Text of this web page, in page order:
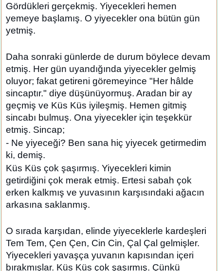
Gördükleri gerçekmiş. Yiyecekleri hemen
yemeye başlamış. O yiyecekler ona bütün gün
yetmiş.
Daha sonraki günlerde de durum böylece devam
etmiş. Her gün uyandığında yiyecekler gelmiş
oluyor; fakat getireni göremeyince "Her hâlde
sincaptır." diye düşünüyormuş. Aradan bir ay
geçmiş ve Küs Küs iyileşmiş. Hemen gitmiş
sincabı bulmuş. Ona yiyecekler için teşekkür
etmiş. Sincap;
- Ne yiyeceği? Ben sana hiç yiyecek getirmedim
ki, demiş.
Küs Küs çok şaşırmış. Yiyecekleri kimin
getirdiğini çok merak etmiş. Ertesi sabah çok
erken kalkmış ve yuvasının karşısındaki ağacın
arkasına saklanmış.
O sırada karşıdan, elinde yiyeceklerle kardeşleri
Tem Tem, Çen Çen, Cin Cin, Çal Çal gelmişler.
Yiyecekleri yavaşça yuvanın kapısından içeri
bırakmışlar. Küs Küs çok şaşırmış. Çünkü